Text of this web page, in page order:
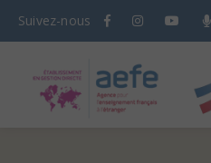
Suivez-nous